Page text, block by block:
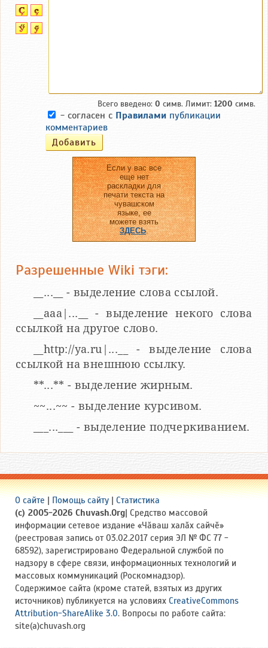
Всего введено: 0 симв. Лимит: 1200 симв.
- согласен с Правилами публикации
комментариев
Если у вас все
еще нет
раскладки для
печати текста на
чувашском
языке, ее
можете взять
ЗДЕСЬ.
Разрешенные Wiki тэги:
__...__ - выделение слова ссылой.
__aaa|...__ - выделение некого слова
ссылкой на другое слово.
__http://ya.ru|...__ - выделение слова
ссылкой на внешнюю ссылку.
**...** - выделение жирным.
~~...~~ - выделение курсивом.
___...___ - выделение подчеркиванием.
О сайте | Помощь сайту | Статистика
(c) 2005-2026 Chuvash.Org| Средство массовой
информации сетевое издание «Чӑваш халӑх сайчӗ»
(реестровая запись от 03.02.2017 серия ЭЛ № ФС 77 -
68592), зарегистрировано Федеральной службой по
надзору в сфере связи, информационных технологий и
массовых коммуникаций (Роскомнадзор).
Содержимое сайта (кроме статей, взятых из других
источников) публикуется на условиях CreativeCommons
Attribution-ShareAlike 3.0. Вопросы по работе сайта:
site(a)chuvash.org